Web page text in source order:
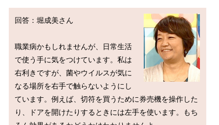
回答：堀成美さん
職業病かもしれませんが、日常生活
で使う手に気をつけています。私は
右利きですが、菌やウイルスが気に
なる場所を右手で触らないようにし
ています。例えば、切符を買うために券売機を操作した
り、ドアを開けたりするときには左手を使います。もち